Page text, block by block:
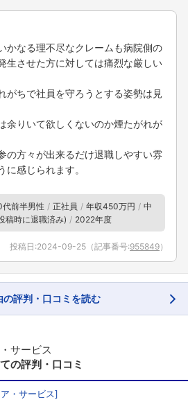
かなる理不尽なクレームも病院側の
生させた方に対しては痛烈な厳しい
がちで社員を守ろうとする姿勢は見
余りいて欲しくないのか煙たがれが
の方々が出来るだけ退職しやすい雰
に感じられます。
前半男性 正社員 年収450万円
中
稿時に退職済み)
2022年度
投稿日:2024-09-25 （記事番号:955849）
の評判・口コミを読む
サービス
の評判・口コミ
・サービス]